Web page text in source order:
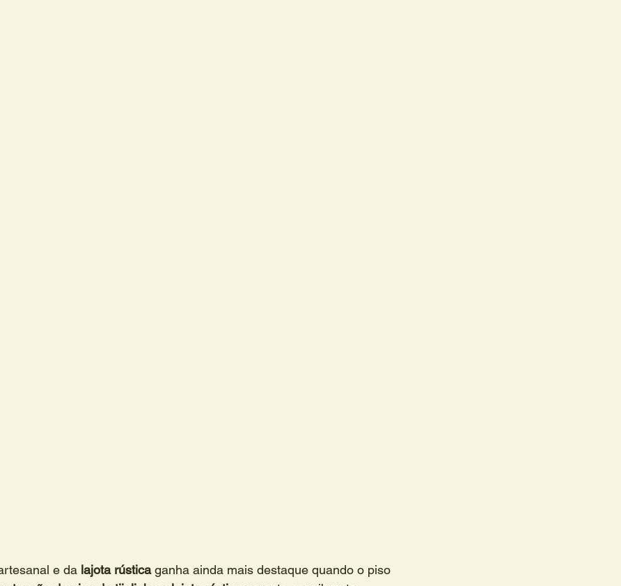
e da lajota rústica ganha ainda mais destaque quando o piso